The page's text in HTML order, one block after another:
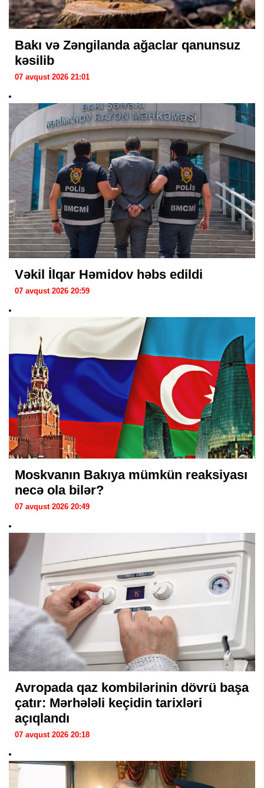
Bakı və Zəngilanda ağaclar qanunsuz
kəsilib
07 avqust 2026 21:01
Vəkil İlqar Həmidov həbs edildi
07 avqust 2026 20:59
Moskvanın Bakıya mümkün reaksiyası
necə ola bilər?
07 avqust 2026 20:49
Avropada qaz kombilərinin dövrü başa
çatır: Mərhələli keçidin tarixləri
açıqlandı
07 avqust 2026 20:18